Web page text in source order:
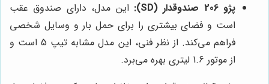
پژو 206 صندوقدار (SD):
این مدل، دارای صندوق عقب
است و فضای بیشتری را برای حمل بار و وسایل شخصی
فراهم می‌کند. از نظر فنی، این مدل مشابه تیپ 5 است و
از موتور 1.6 لیتری بهره می‌برد.